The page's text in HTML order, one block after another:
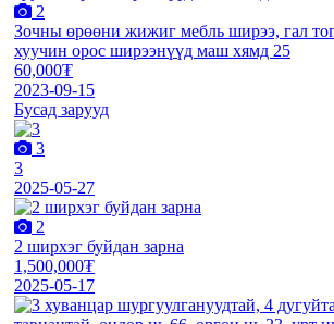
2
Зочны өрөөни жижиг мебль ширээ, гал
хуучин орос ширээнүүд маш хямд 25
60,000₮
2023-09-15
Бусад зарууд
3
3
2025-05-27
2
2 ширхэг буйдан зарна
1,500,000₮
2025-05-17